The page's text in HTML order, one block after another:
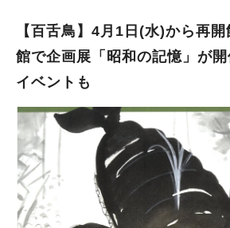
クリアすると、景品ももらえるので、頑
ーを持参すると安心ですよ。 浜寺公園で
とって身近な場所である“浜寺公園”で謎解
楽しんでくださいね！ ※画像は施設提供
【百舌鳥】4月1日(水)から再
館で企画展「昭和の記憶」が開
イベントも